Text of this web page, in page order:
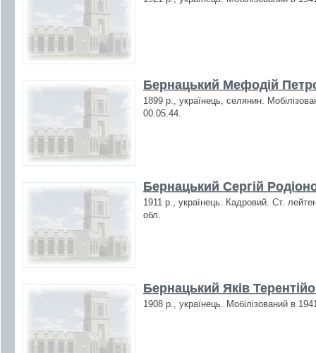
Бернацький Мефодій
1899 р., українець, селянин.
00.05.44.
Бернацький Сергій
1911 р., українець. Кадровий. Ст.
обл.
Бернацький Яків
1908 р., українець. Мобілізований в